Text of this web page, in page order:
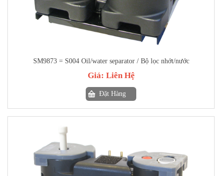
SM9873 = S004 Oil/water separator / Bộ lọc nhớt/nước
Giá: Liên Hệ
Đặt Hàng